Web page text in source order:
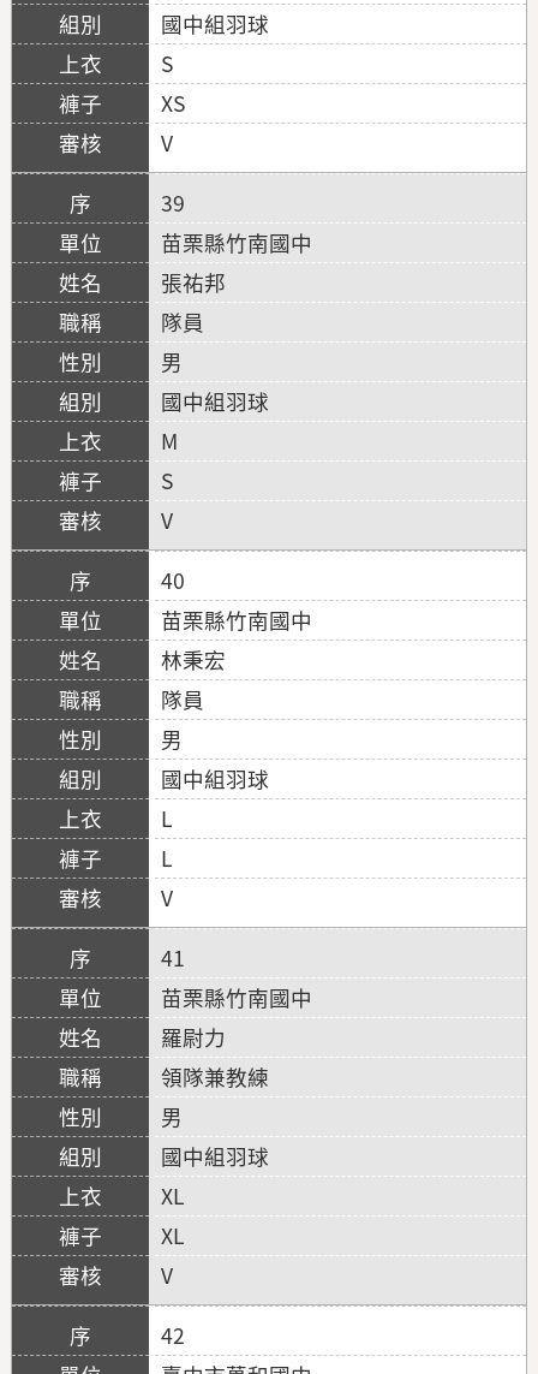
國中組羽球
S
XS
V
39
苗栗縣竹南國中
張祐邦
隊員
男
國中組羽球
M
S
V
40
苗栗縣竹南國中
林秉宏
隊員
男
國中組羽球
L
L
V
41
苗栗縣竹南國中
羅尉力
領隊兼教練
男
國中組羽球
XL
XL
V
42